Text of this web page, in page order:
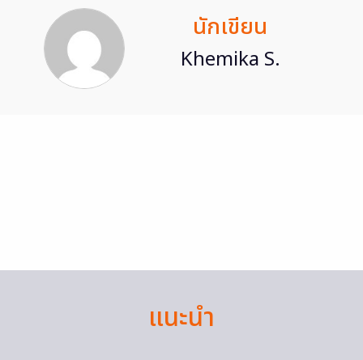
นักเขียน
Khemika S.
แนะนำ